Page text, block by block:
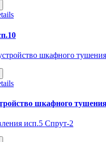
шкафного